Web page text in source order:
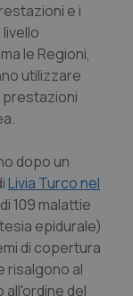
e i
le Regioni,
utilizzare
dopo un
Livia Turco nel
109 malattie
epidurale)
di copertura
risalgono al
all'ordine del